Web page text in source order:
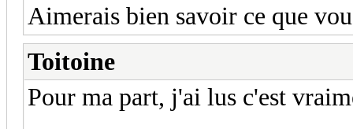
Aimerais bien savoir ce que
Toitoine
Pour ma part, j'ai lus c'est